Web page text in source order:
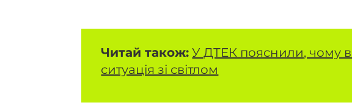
Читай також: У ДТЕК пояснили, чому в
ситуація зі світлом